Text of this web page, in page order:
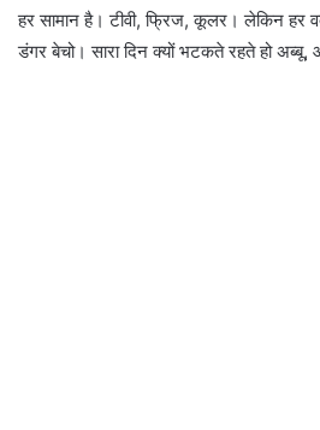
हर सामान है। टीवी, फ्रिज, कूलर। लेकिन हर
डंगर बेचो। सारा दिन क्यों भटकते रहते हो अब्बू,